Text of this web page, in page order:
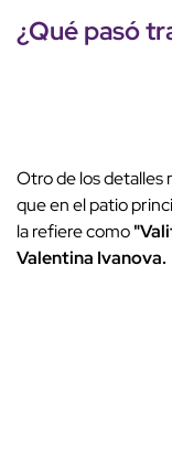
¿Qué pasó
Otro de los detalles
que en el patio
la refiere como
Valentina Ivanova.